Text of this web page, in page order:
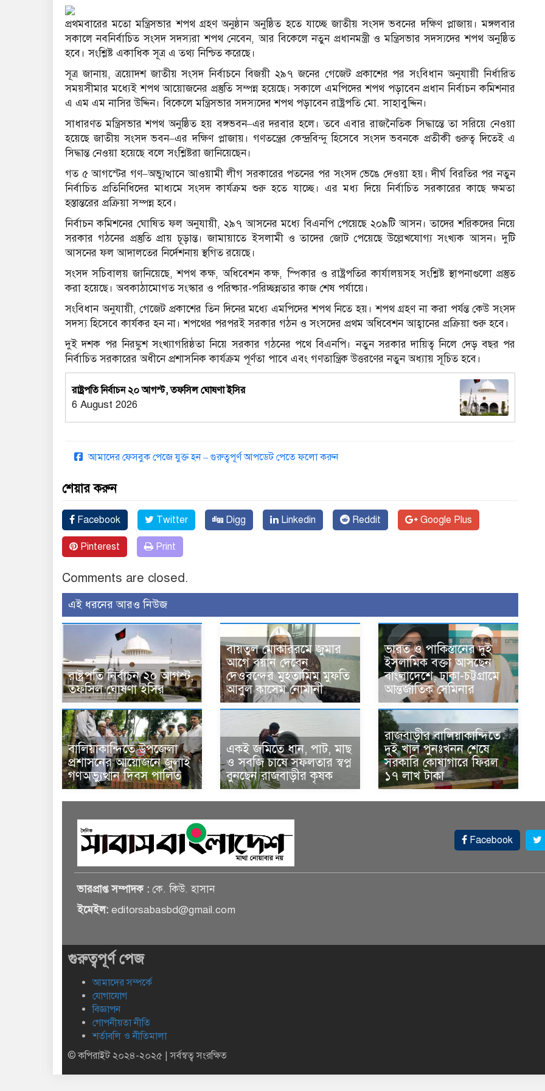
প্রথমবারের মতো মন্ত্রিসভার শপথ গ্রহণ অনুষ্ঠান অনুষ্ঠিত হতে যাচ্ছে জাতীয় সংসদ ভবনের দক্ষিণ প্লাজায়। মঙ্গলবার
সকালে নবনির্বাচিত সংসদ সদস্যরা শপথ নেবেন, আর বিকেলে নতুন প্রধানমন্ত্রী ও মন্ত্রিসভার সদস্যদের শপথ অনুষ্ঠিত
হবে। সংশ্লিষ্ট একাধিক সূত্র এ তথ্য নিশ্চিত করেছে।
সূত্র জানায়, ত্রয়োদশ জাতীয় সংসদ নির্বাচনে বিজয়ী ২৯৭ জনের গেজেট প্রকাশের পর সংবিধান অনুযায়ী নির্ধারিত
সময়সীমার মধ্যেই শপথ আয়োজনের প্রস্তুতি সম্পন্ন হয়েছে। সকালে এমপিদের শপথ পড়াবেন প্রধান নির্বাচন কমিশনার
এ এম এম নাসির উদ্দিন। বিকেলে মন্ত্রিসভার সদস্যদের শপথ পড়াবেন রাষ্ট্রপতিমো. সাহাবুদ্দিন।
সাধারণত মন্ত্রিসভার শপথ অনুষ্ঠিত হয়বঙ্গভবন–এর দরবার হলে। তবে এবার রাজনৈতিক সিদ্ধান্তে তা সরিয়ে নেওয়া
হয়েছেজাতীয় সংসদ ভবন–এর দক্ষিণ প্লাজায়। গণতন্ত্রের কেন্দ্রবিন্দু হিসেবে সংসদ ভবনকে প্রতীকী গুরুত্ব দিতেই এ
সিদ্ধান্ত নেওয়া হয়েছে বলে সংশ্লিষ্টরা জানিয়েছেন।
গত ৫ আগস্টের গণ–অভ্যুত্থানে আওয়ামী লীগ সরকারের পতনের পর সংসদ ভেঙে দেওয়া হয়। দীর্ঘ বিরতির পর নতুন
নির্বাচিত প্রতিনিধিদের মাধ্যমে সংসদ কার্যক্রম শুরু হতে যাচ্ছে। এর মধ্য দিয়ে নির্বাচিত সরকারের কাছে ক্ষমতা
হস্তান্তরের প্রক্রিয়া সম্পন্ন হবে।
নির্বাচন কমিশনের ঘোষিত ফল অনুযায়ী, ২৯৭ আসনের মধ্যে বিএনপি পেয়েছে ২০৯টি আসন। তাদের শরিকদের নিয়ে
সরকার গঠনের প্রস্তুতি প্রায় চূড়ান্ত। জামায়াতে ইসলামী ও তাদের জোট পেয়েছে উল্লেখযোগ্য সংখ্যক আসন। দুটি
আসনের ফল আদালতের নির্দেশনায় স্থগিত রয়েছে।
সংসদ সচিবালয় জানিয়েছে, শপথ কক্ষ, অধিবেশন কক্ষ, স্পিকার ও রাষ্ট্রপতির কার্যালয়সহ সংশ্লিষ্ট স্থাপনাগুলো প্রস্তুত
করা হয়েছে। অবকাঠামোগত সংস্কার ও পরিষ্কার-পরিচ্ছন্নতার কাজ শেষ পর্যায়ে।
সংবিধান অনুযায়ী, গেজেট প্রকাশের তিন দিনের মধ্যে এমপিদের শপথ নিতে হয়। শপথ গ্রহণ না করা পর্যন্ত কেউ সংসদ
সদস্য হিসেবে কার্যকর হন না। শপথের পরপরই সরকার গঠন ও সংসদের প্রথম অধিবেশন আহ্বানের প্রক্রিয়া শুরু হবে।
দুই দশক পর নিরঙ্কুশ সংখ্যাগরিষ্ঠতা নিয়ে সরকার গঠনের পথে বিএনপি। নতুন সরকার দায়িত্ব নিলে দেড় বছর পর
নির্বাচিত সরকারের অধীনে প্রশাসনিক কার্যক্রম পূর্ণতা পাবে এবং গণতান্ত্রিক উত্তরণের নতুন অধ্যায় সূচিত হবে।
রাষ্ট্রপতি নির্বাচন ২০ আগস্ট, তফসিল ঘোষণা ইসির
6 August 2026
আমাদের ফেসবুক পেজে যুক্ত হন – গুরুত্বপূর্ণ আপডেট পেতে ফলো করুন
শেয়ার করুন
Facebook Twitter Digg Linkedin Reddit Google Plus
Pinterest Print
Comments are closed.
এই ধরনের আরও নিউজ
রাষ্ট্রপতি নির্বাচন ২০ আগস্ট,
তফসিল ঘোষণা ইসির
বায়তুল মোকাররমে জুমার
আগে বয়ান দেবেন
দেওবন্দের মুহতামিম মুফতি
আবুল কাসেম নোমানী
ভারত ও পাকিস্তানের দুই
ইসলামিক বক্তা আসছেন
বাংলাদেশে, ঢাকা-চট্টগ্রামে
আন্তর্জাতিক সেমিনার
বালিয়াকান্দিতে উপজেলা
প্রশাসনের আয়োজনে জুলাই
গণঅভ্যুত্থান দিবস পালিত
একই জমিতে ধান, পাট, মাছ
ও সবজি চাষে সফলতার স্বপ্ন
বুনছেন রাজবাড়ীর কৃষক
রাজবাড়ীর বালিয়াকান্দিতে
দুই খাল পুনঃখনন শেষে
সরকারি কোষাগারে ফিরল
১৭ লাখ টাকা
Facebook
ভারপ্রাপ্ত সম্পাদক : কে. কিউ. হাসান
ইমেইল: editorsabasbd@gmail.com
গুরুত্বপূর্ণ পেজ
আমাদের সম্পর্কে
যোগাযোগ
বিজ্ঞাপন
গোপনীয়তা নীতি
শর্তাবলি ও নীতিমালা
© কপিরাইট ২০২৪-২০২৫ | সর্বস্বত্ব সংরক্ষিত